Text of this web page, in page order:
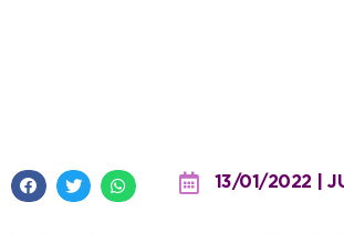
13/01/2022 |